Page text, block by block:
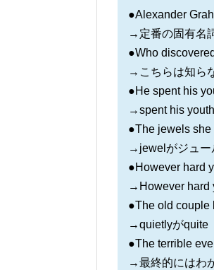
●Alexander
→定番の固有名
●Who
→こちらは知ら
●He spent his
→spent his
●The jewels
→jewelがジュー
●However hard
→However hard
●The old couple
→quietlyがquite
●The terrible
→最終的にはわ